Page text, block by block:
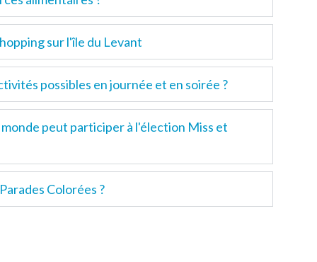
sur l'île du Levant
possibles en journée et en soirée ?
peut participer à l'élection Miss et
Colorées ?